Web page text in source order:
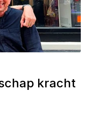
kracht